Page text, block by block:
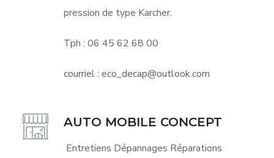
pression de type Karcher.
Tph : 06 45 62 68 00
courriel : eco_decap@outlook.com
AUTO MOBILE CONCEPT
Entretiens Dépannages Réparations